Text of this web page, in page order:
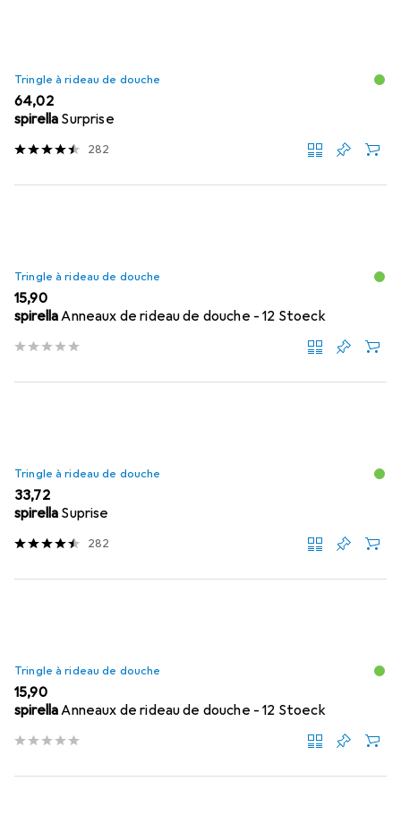
Tringle à rideau de douche
EUR
64,02
spirella Surprise
282
Tringle à rideau de douche
EUR
15,90
spirellaAnneaux de rideau de douche - 12 Stoeck
Tringle à rideau de douche
EUR
33,72
spirella Suprise
282
Tringle à rideau de douche
EUR
15,90
spirellaAnneaux de rideau de douche - 12 Stoeck